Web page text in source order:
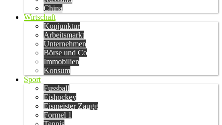
China
Wirtschaft
Konjunktur
Arbeitsmarkt
Unternehmen
Börse und Co
Immobilien
Konsum
Sport
Fussball
Eishockey
Eismeister Zaugg
Formel 1